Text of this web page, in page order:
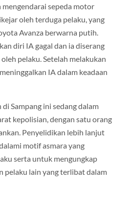
sepeda motor
oleh terduga pelaku, yang
Avanza berwarna putih.
diri IA gagal dan ia diserang
pelaku. Setelah melakukan
IA dalam keadaan
Sampang ini sedang dalam
kepolisian, dengan satu orang
Penyelidikan lebih lanjut
motif asmara yang
serta untuk mengungkap
pelaku lain yang terlibat dalam